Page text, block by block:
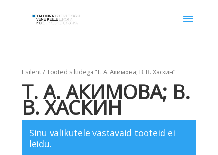
Esileht/ Tooted siltidega “Т. А. Акимова; В. В. Хаскин”
Т. А. АКИМОВА; В.
В. ХАСКИН
Sinu valikutele vastavaid tooteid ei
leidu.